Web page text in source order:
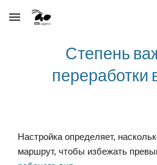
Skip to main content
Степень
переработки
Настройка определяет,
маршрут, чтобы избежать